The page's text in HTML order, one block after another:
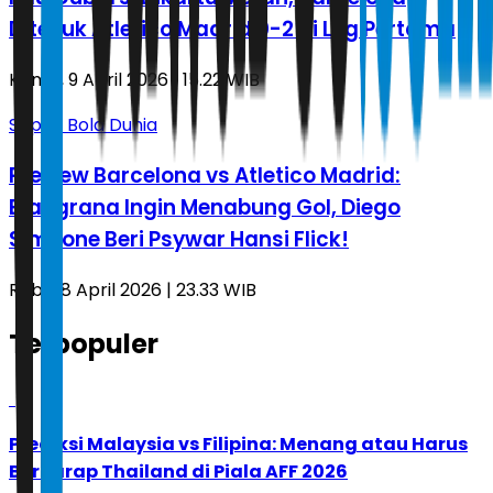
Ditekuk Atletico Madrid 0-2 di Leg Pertama
Kamis, 9 April 2026 | 15.22 WIB
Sepak Bola Dunia
Preview Barcelona vs Atletico Madrid:
Blaugrana Ingin Menabung Gol, Diego
Simeone Beri Psywar Hansi Flick!
Rabu, 8 April 2026 | 23.33 WIB
Terpopuler
Prediksi Malaysia vs Filipina: Menang atau Harus
Berharap Thailand di Piala AFF 2026